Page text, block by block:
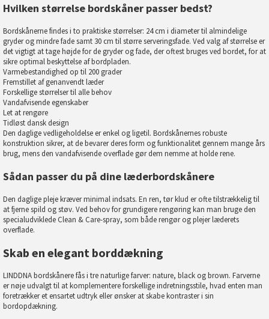
Hvilken størrelse bordskåner passer bedst?
Bordskånerne findes i to praktiske størrelser: 24 cm i diameter til almindelige
gryder og mindre fade samt 30 cm til større serveringsfade. Ved valg af størrelse er
det vigtigt at tage højde for de gryder og fade, der oftest bruges ved bordet, for at
sikre optimal beskyttelse af bordpladen.
Varmebestandighed op til 200 grader
Fremstillet af genanvendt læder
Forskellige størrelser til alle behov
Vandafvisende egenskaber
Let at rengøre
Tidløst dansk design
Den daglige vedligeholdelse er enkel og ligetil. Bordskånernes robuste
konstruktion sikrer, at de bevarer deres form og funktionalitet gennem mange års
brug, mens den vandafvisende overflade gør dem nemme at holde rene.
Sådan passer du på dine læderbordskånere
Den daglige pleje kræver minimal indsats. En ren, tør klud er ofte tilstrækkelig til
at fjerne spild og støv. Ved behov for grundigere rengøring kan man bruge den
specialudviklede Clean & Care-spray, som både rengør og plejer læderets
overflade.
Skab en elegant borddækning
LINDDNA bordskånere fås i tre naturlige farver: nature, black og brown. Farverne
er nøje udvalgt til at komplementere forskellige indretningsstile, hvad enten man
foretrækker et ensartet udtryk eller ønsker at skabe kontraster i sin
bordopdækning.